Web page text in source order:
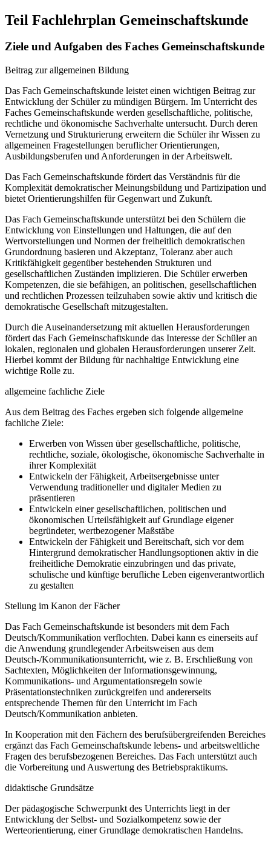
Teil Fachlehrplan Gemeinschaftskunde
Ziele und Aufgaben des Faches Gemeinschaftskunde
Beitrag zur allgemeinen Bildung
Das Fach Gemeinschaftskunde leistet einen wichtigen Beitrag zur
Entwicklung der Schüler zu mündigen Bürgern. Im Unterricht des
Faches Gemeinschaftskunde werden gesellschaftliche, politische,
rechtliche und ökonomische Sachverhalte untersucht. Durch deren
Vernetzung und Strukturierung erweitern die Schüler ihr Wissen zu
allgemeinen Fragestellungen beruflicher Orientierungen,
Ausbildungsberufen und Anforderungen in der Arbeitswelt.
Das Fach Gemeinschaftskunde fördert das Verständnis für die
Komplexität demokratischer Meinungsbildung und Partizipation und
bietet Orientierungshilfen für Gegenwart und Zukunft.
Das Fach Gemeinschaftskunde unterstützt bei den Schülern die
Entwicklung von Einstellungen und Haltungen, die auf den
Wertvorstellungen und Normen der freiheitlich demokratischen
Grundordnung basieren und Akzeptanz, Toleranz aber auch
Kritikfähigkeit gegenüber bestehenden Strukturen und
gesellschaftlichen Zuständen implizieren. Die Schüler erwerben
Kompetenzen, die sie befähigen, an politischen, gesellschaftlichen
und rechtlichen Prozessen teilzuhaben sowie aktiv und kritisch die
demokratische Gesellschaft mitzugestalten.
Durch die Auseinandersetzung mit aktuellen Herausforderungen
fördert das Fach Gemeinschaftskunde das Interesse der Schüler an
lokalen, regionalen und globalen Herausforderungen unserer Zeit.
Hierbei kommt der Bildung für nachhaltige Entwicklung eine
wichtige Rolle zu.
allgemeine fachliche Ziele
Aus dem Beitrag des Faches ergeben sich folgende allgemeine
fachliche Ziele:
Erwerben von Wissen über gesellschaftliche, politische,
rechtliche, soziale, ökologische, ökonomische Sachverhalte in
ihrer Komplexität
Entwickeln der Fähigkeit, Arbeitsergebnisse unter
Verwendung traditioneller und digitaler Medien zu
präsentieren
Entwickeln einer gesellschaftlichen, politischen und
ökonomischen Urteilsfähigkeit auf Grundlage eigener
begründeter, wertbezogener Maßstäbe
Entwickeln der Fähigkeit und Bereitschaft, sich vor dem
Hintergrund demokratischer Handlungsoptionen aktiv in die
freiheitliche Demokratie einzubringen und das private,
schulische und künftige berufliche Leben eigenverantwortlich
zu gestalten
Stellung im Kanon der Fächer
Das Fach Gemeinschaftskunde ist besonders mit dem Fach
Deutsch/Kommunikation verflochten. Dabei kann es einerseits auf
die Anwendung grundlegender Arbeitsweisen aus dem
Deutsch-/Kommunikationsunterricht, wie z. B. Erschließung von
Sachtexten, Möglichkeiten der Informationsgewinnung,
Kommunikations- und Argumentationsregeln sowie
Präsentationstechniken zurückgreifen und andererseits
entsprechende Themen für den Unterricht im Fach
Deutsch/Kommunikation anbieten.
In Kooperation mit den Fächern des berufsübergreifenden Bereiches
ergänzt das Fach Gemeinschaftskunde lebens- und arbeitsweltliche
Fragen des berufsbezogenen Bereiches. Das Fach unterstützt auch
die Vorbereitung und Auswertung des Betriebspraktikums.
didaktische Grundsätze
Der pädagogische Schwerpunkt des Unterrichts liegt in der
Entwicklung der Selbst- und Sozialkompetenz sowie der
Werteorientierung, einer Grundlage demokratischen Handelns.